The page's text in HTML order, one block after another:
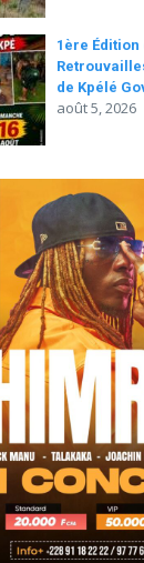
1ère
de Kpélé
août 5, 2026